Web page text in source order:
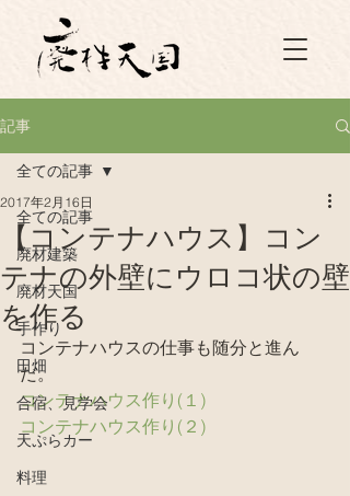
記事
全ての記事
廃材建築
廃材天国
手作り
田畑
合宿、見学会
天ぷらカー
料理
全ての記事
【コンテナハウス】コン
テナの外壁にウロコ状の壁
を作る
2017年2月16日
コンテナハウスの仕事も随分と進ん
だ。
コンテナハウス作り(１)
コンテナハウス作り(２)